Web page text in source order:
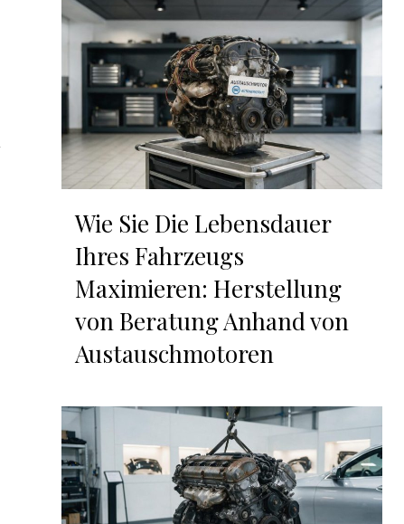
Wie Sie Die Lebensdauer
Ihres Fahrzeugs
Maximieren: Herstellung
von Beratung Anhand von
Austauschmotoren